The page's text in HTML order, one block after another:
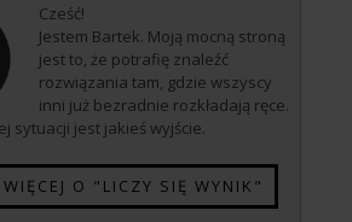
Cześć!
Jestem Bartek. Moją mocną stroną
jest to, że potrafię znaleźć
rozwiązania tam, gdzie wszyscy
inni już bezradnie rozkładają ręce.
sytuacji jest jakieś wyjście.
WIĘCEJ O "LICZY SIĘ WYNIK"